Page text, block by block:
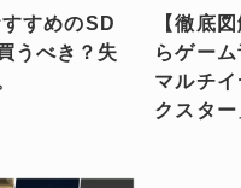
すめのSD
うべき？失
【徹底
らゲー
マルチ
クスター